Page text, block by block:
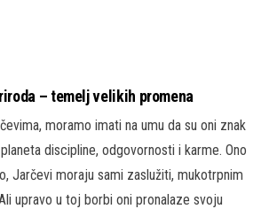
– temelj velikih promena
moramo imati na umu da su oni znak
discipline, odgovornosti i karme. Ono
Jarčevi moraju sami zaslužiti, mukotrpnim
upravo u toj borbi oni pronalaze svoju